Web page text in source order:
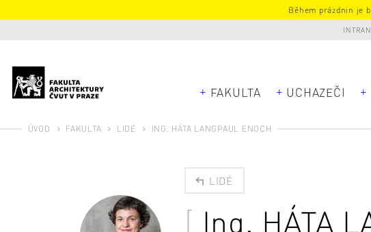
Během prázdnin je
FAKULTA UCHAZEČI
ÚVOD FAKULTA LIDÉ ING. HÁTA LANGPAUL ENOCH
LIDÉ
Ing. HÁTA